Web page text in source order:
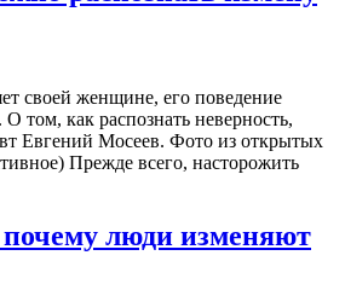
своей женщине, его поведение
том, как распознать неверность,
Евгений Мосеев. Фото из открытых
Прежде всего, насторожить
люди изменяют